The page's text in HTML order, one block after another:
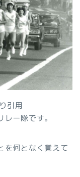
引用
ー隊です。
を何となく覚えて